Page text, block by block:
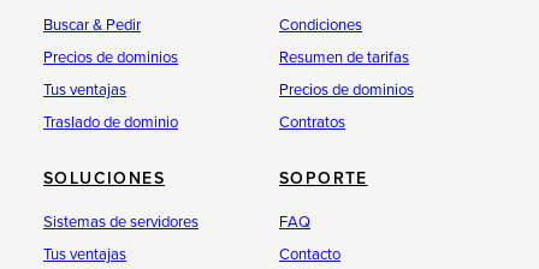
Buscar & Pedir
Precios de dominios
Tus ventajas
Traslado de dominio
Condiciones
Resumen de tarifas
Precios de dominios
Contratos
SOLUCIONES
Sistemas de servidores
Tus ventajas
SOPORTE
FAQ
Contacto